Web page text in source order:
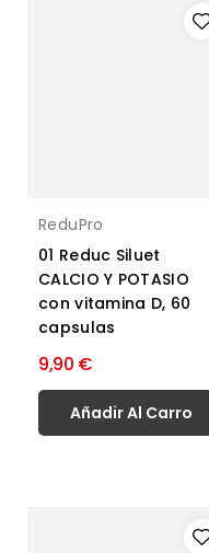
ReduPro
01 Reduc Siluet
CALCIO Y POTASIO
con vitamina D, 60
capsulas
9,90 €
Añadir Al Carro